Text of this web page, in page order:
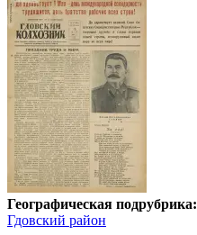
Географическая подрубрика:
Гдовский район